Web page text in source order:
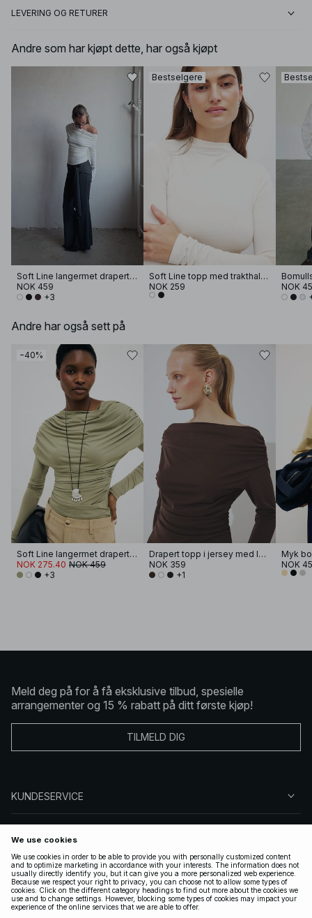
LEVERING OG RETURER
Andre som har kjøpt dette, har også kjøpt
Soft Line langermet drapert topp
NOK 459
+3
Bestselgere
Soft Line topp med trakthals og lange ermer
NOK 259
NOK
Andre har også sett på
−40%
Soft Line langermet drapert topp
NOK 275.40 NOK 459
+3
Drapert topp i jersey med lange ermer
NOK 359
+1
NOK
Meld deg på for å få eksklusive tilbud, spesielle
arrangementer og 15 % rabatt på ditt første kjøp!
TILMELD DIG
KUNDESERVICE
FØLG OSS
LOVLIG